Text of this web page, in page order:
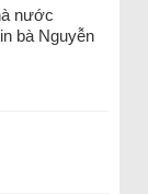
nước
bà Nguyễn